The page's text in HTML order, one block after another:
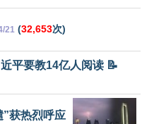
21 (32,653次)
平要教14亿人阅读 📝
”获热烈呼应